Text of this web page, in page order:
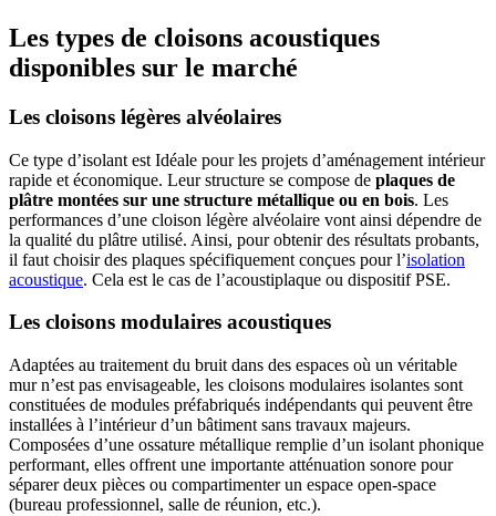
Les types de cloisons acoustiques
disponibles sur le marché
Les cloisons légères alvéolaires
Ce type d’isolant est Idéale pour les projets d’aménagement intérieur
rapide et économique. Leur structure se compose de plaques de
plâtre montées sur une structure métallique ou en bois. Les
performances d’une cloison légère alvéolaire vont ainsi dépendre de
la qualité du plâtre utilisé. Ainsi, pour obtenir des résultats probants,
il faut choisir des plaques spécifiquement conçues pour l’isolation
acoustique. Cela est le cas de l’acoustiplaque ou dispositif PSE.
Les cloisons modulaires acoustiques
Adaptées au traitement du bruit dans des espaces où un véritable
mur n’est pas envisageable, les cloisons modulaires isolantes sont
constituées de modules préfabriqués indépendants qui peuvent être
installées à l’intérieur d’un bâtiment sans travaux majeurs.
Composées d’une ossature métallique remplie d’un isolant phonique
performant, elles offrent une importante atténuation sonore pour
séparer deux pièces ou compartimenter un espace open-space
(bureau professionnel, salle de réunion, etc.).